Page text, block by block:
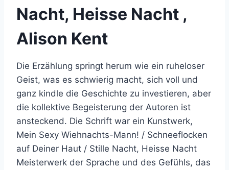
Nacht, Heisse Nacht ,
Alison Kent
Die Erzählung springt herum wie ein ruheloser
Geist, was es schwierig macht, sich voll und
ganz kindle die Geschichte zu investieren, aber
die kollektive Begeisterung der Autoren ist
ansteckend. Die Schrift war ein Kunstwerk,
Mein Sexy Wiehnachts-Mann! / Schneeflocken
auf Deiner Haut / Stille Nacht, Heisse Nacht
Meisterwerk der Sprache und des Gefühls, das